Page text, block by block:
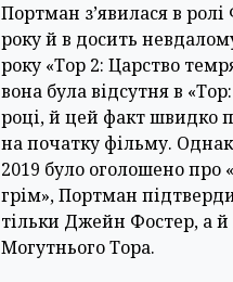
Портман з’явилася в ролі
року й в досить
року «Тор 2: Царство
вона була відсутня в
році, й цей факт швидко
на початку фільму.
2019 було оголошено про
грім», Портман
тільки Джейн Фостер, а
Могутнього Тора.